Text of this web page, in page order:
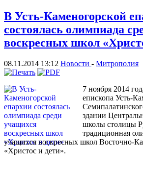
В Усть-Каменогорской
состоялась олимпиада
воскресных школ
08.11.2014 13:12 Новости - Митрополия
7 ноября 2014
епископа Усть-
здании
школы столицы
традиционная
учащихся воскресных школ Восточно-
«Христос и дети».